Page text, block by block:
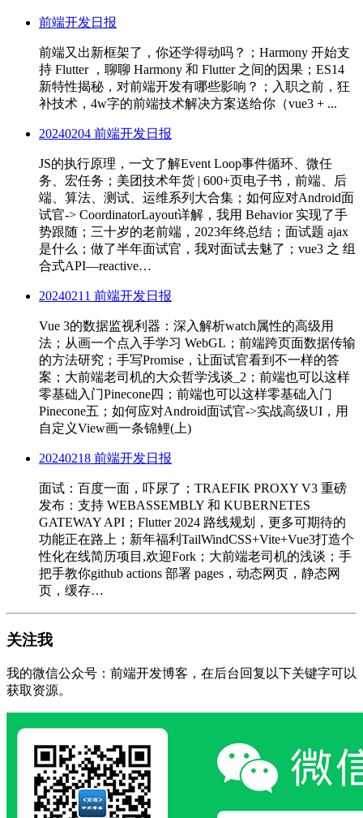
前端开发日报
前端又出新框架了，你还学得动吗？；Harmony 开始支
持 Flutter ，聊聊 Harmony 和 Flutter 之间的因果；ES14
新特性揭秘，对前端开发有哪些影响？；入职之前，狂
补技术，4w字的前端技术解决方案送给你（vue3 + ...
20240204 前端开发日报
JS的执行原理，一文了解Event Loop事件循环、微任
务、宏任务；美团技术年货 | 600+页电子书，前端、后
端、算法、测试、运维系列大合集；如何应对Android面
试官-> CoordinatorLayout详解，我用 Behavior 实现了手
势跟随；三十岁的老前端，2023年终总结；面试题 ajax
是什么；做了半年面试官，我对面试去魅了；vue3 之 组
合式API—reactive…
20240211 前端开发日报
Vue 3的数据监视利器：深入解析watch属性的高级用
法；从画一个点入手学习 WebGL；前端跨页面数据传输
的方法研究；手写Promise，让面试官看到不一样的答
案；大前端老司机的大众哲学浅谈_2；前端也可以这样
零基础入门Pinecone四；前端也可以这样零基础入门
Pinecone五；如何应对Android面试官->实战高级UI，用
自定义View画一条锦鲤(上)
20240218 前端开发日报
面试：百度一面，吓尿了；TRAEFIK PROXY V3 重磅
发布：支持 WEBASSEMBLY 和 KUBERNETES
GATEWAY API；Flutter 2024 路线规划，更多可期待的
功能正在路上；新年福利TailWindCSS+Vite+Vue3打造个
性化在线简历项目,欢迎Fork；大前端老司机的浅谈；手
把手教你github actions 部署 pages，动态网页，静态网
页，缓存…
关注我
我的微信公众号：前端开发博客，在后台回复以下关键字可以
获取资源。